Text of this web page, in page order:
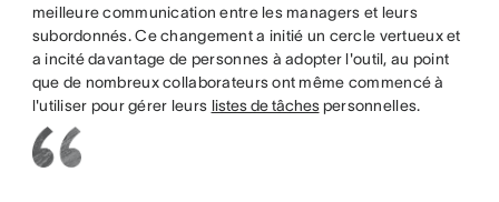
meilleure communication entre les managers et leurs
subordonnés. Ce changement a initié un cercle vertueux et
a incité davantage de personnes à adopter l'outil, au point
que de nombreux collaborateurs ont même commencé à
l'utiliser pour gérer leurs listes de tâchespersonnelles.